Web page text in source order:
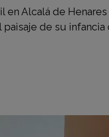
Alcalá de
de su infancia